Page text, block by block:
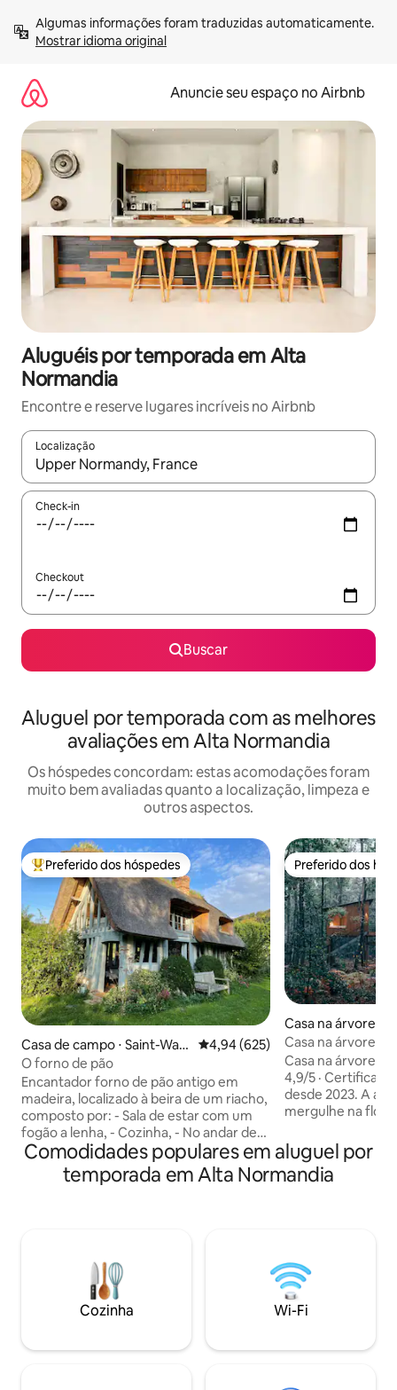
para
Mostrar idioma original
Anuncie seu espaço no Airbnb
Aluguéis por temporada em Alta
Normandia
Encontre e reserve lugares incríveis no Airbnb
Localização
Quando os resultados estiverem disponíveis, explore-os
Check-in
Checkout
Buscar
Aluguel por temporada com as melhores
avaliações em Alta Normandia
Os hóspedes concordam: estas acomodações foram
muito bem avaliadas quanto a localização, limpeza e
outros aspectos.
Entre os melhores preferidos dos hóspedes
Preferido dos hóspedes
Casa de campo ⋅ Saint-Wan
drille-Rançon
4,94 de uma avaliação média de
4,94 (625)
O forno de pão
Encantador forno de pão antigo em
madeira, localizado à beira de um riacho,
composto por: - Sala de estar com um
fogão a lenha, - Cozinha, - No andar de
cima: -banheiro com chuveiro/vaso
sanitário acessível por uma escada de
moinho (ver fotos), - quarto com uma
jardim, churrasqueira, estacionamento
privativo, lenha incluída Outra casa de
campo, a Casa de Pedra, fica a 100
Preferido dos
Preferido dos
Casa na árvore ⋅
Boussey
Casa na árvore
privativa
Casa na árvore —
4,9/5 ·
desde 2023. A
mergulhe na
arquitetos,
hectares.
amplas com vista
entregues em
externa e lareira
Comodidades populares em aluguel por
temporada em Alta Normandia
Cozinha Wi-Fi